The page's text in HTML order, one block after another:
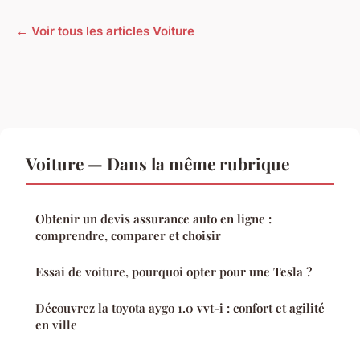
← Voir tous les articles Voiture
Voiture — Dans la même rubrique
Obtenir un devis assurance auto en ligne :
comprendre, comparer et choisir
Essai de voiture, pourquoi opter pour une Tesla ?
Découvrez la toyota aygo 1.0 vvt-i : confort et agilité
en ville